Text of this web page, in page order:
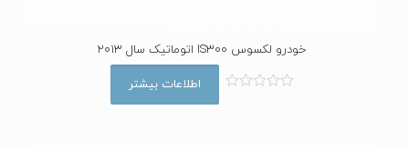
خودرو لکسوس IS300 اتوماتیک سال 2013
اطلاعات بیشتر